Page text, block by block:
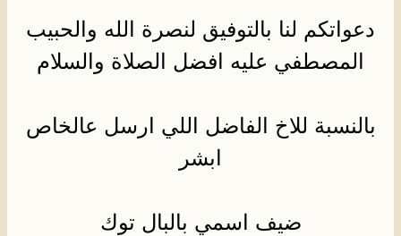
دعواتكم لنا بالتوفيق لنصرة الله والحبيب
المصطفي عليه افضل الصلاة والسلام
بالنسبة للاخ الفاضل اللي ارسل عالخاص
ابشر
ضيف اسمي بالبال توك